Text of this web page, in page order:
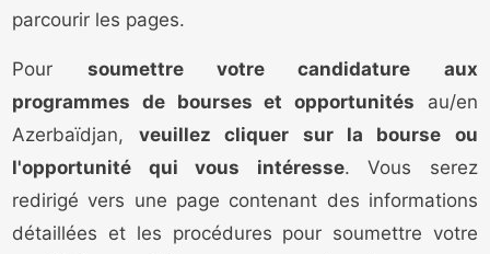
parcourir les pages.
Pour soumettre votre candidature aux
programmes de bourses et opportunités au/en
Azerbaïdjan, veuillez cliquer sur la bourse ou
l'opportunité qui vous intéresse. Vous serez
redirigé vers une page contenant des informations
détaillées et les procédures pour soumettre votre